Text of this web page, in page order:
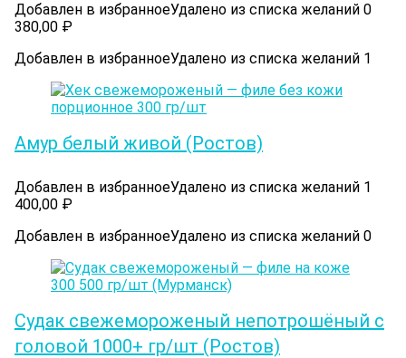
Добавлен в избранноеУдалено из списка желаний 0
380,00 ₽
Добавлен в избранноеУдалено из списка желаний 1
Амур белый живой (Ростов)
Добавлен в избранноеУдалено из списка желаний 1
400,00 ₽
Добавлен в избранноеУдалено из списка желаний 0
Судак cвежемороженый непотрошёный с
головой 1000+ гр/шт (Ростов)